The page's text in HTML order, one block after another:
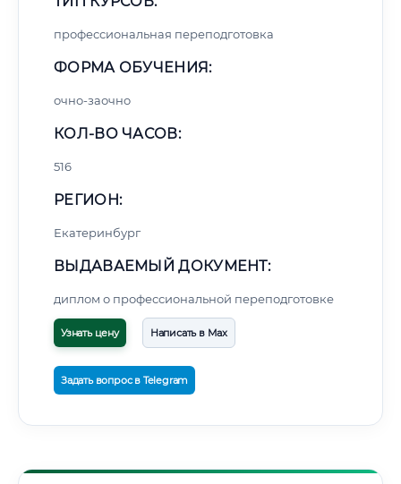
профессиональная переподготовка
ФОРМА ОБУЧЕНИЯ:
очно-заочно
КОЛ-ВО ЧАСОВ:
516
РЕГИОН:
Екатеринбург
ВЫДАВАЕМЫЙ ДОКУМЕНТ:
диплом о профессиональной переподготовке
Узнать цену Написать в Max
Задать вопрос в Telegram